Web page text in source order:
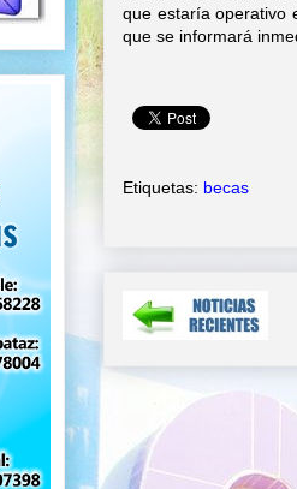
que estaría operativo
que se informará
Etiquetas: becas